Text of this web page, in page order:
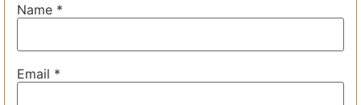
Name *
Email *